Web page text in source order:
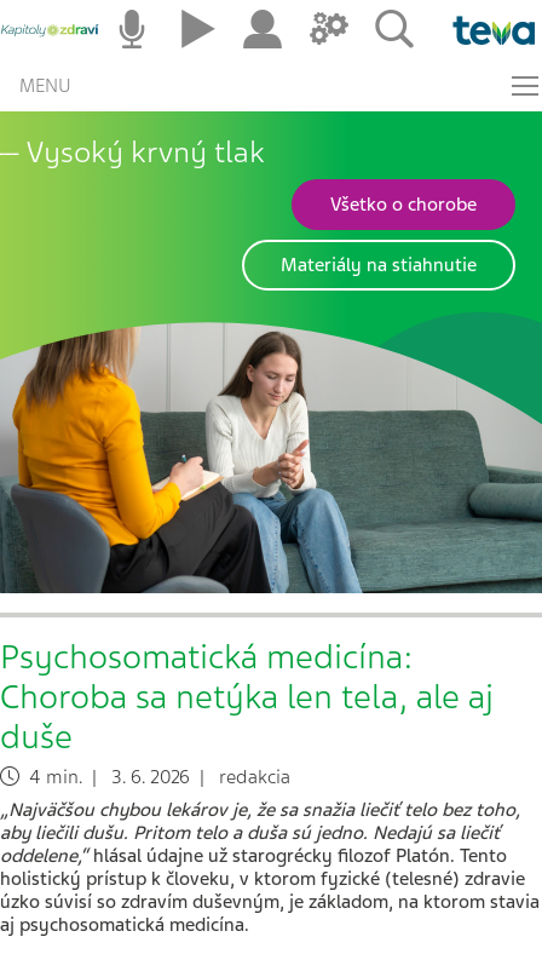
MENU
Vysoký krvný tlak
Všetko o chorobe
Materiály na stiahnutie
Psychosomatická medicína:
Choroba sa netýka len tela, ale aj
duše
4 min. | 3. 6. 2026 | redakcia
„Najväčšou chybou lekárov je, že sa snažia liečiť telo bez toho,
aby liečili dušu. Pritom telo a duša sú jedno. Nedajú sa liečiť
oddelene,“hlásal údajne už starogrécky filozof Platón. Tento
holistický prístup k človeku, v ktorom fyzické (telesné) zdravie
úzko súvisí so zdravím duševným, je základom, na ktorom stavia
aj psychosomatická medicína.